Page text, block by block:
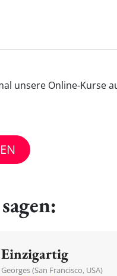
unsere Online-Kurse
Einzigartig
Georges (San Francisco, USA)